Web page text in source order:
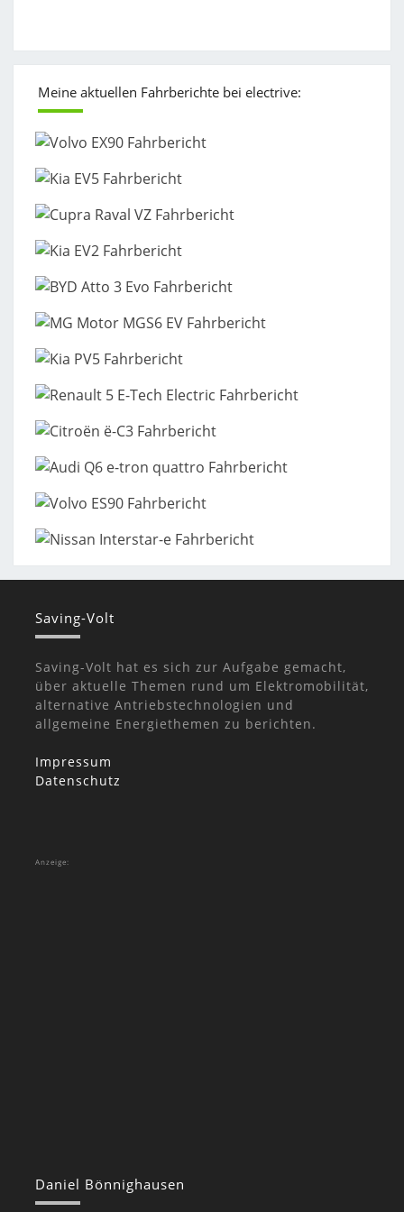
Meine aktuellen Fahrberichte bei electrive:
Saving-Volt
Saving-Volt hat es sich zur Aufgabe gemacht,
über aktuelle Themen rund um Elektromobilität,
alternative Antriebstechnologien und
allgemeine Energiethemen zu berichten.
Impressum
Datenschutz
Anzeige:
Daniel Bönnighausen